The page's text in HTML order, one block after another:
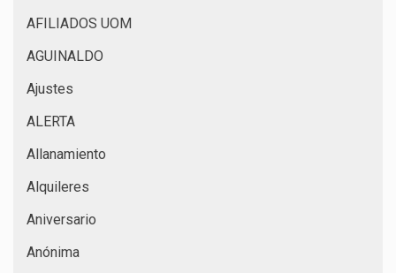
AFILIADOS UOM
AGUINALDO
Ajustes
ALERTA
Allanamiento
Alquileres
Aniversario
Anónima